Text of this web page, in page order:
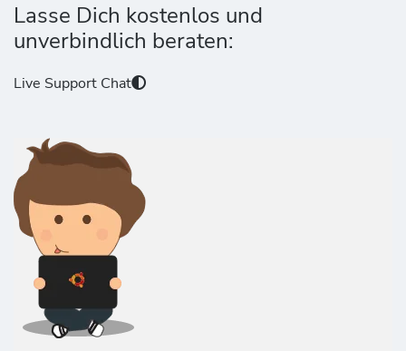
Lasse Dich kostenlos und
unverbindlich beraten:
Live Support Chat